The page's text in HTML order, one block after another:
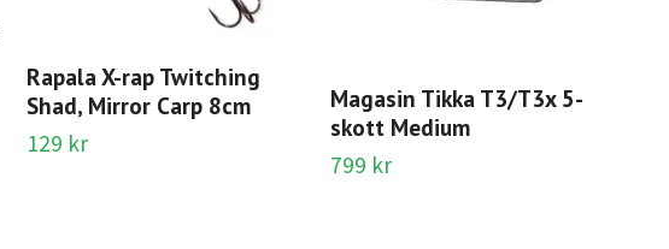
Rapala X-rap Twitching
Shad, Mirror Carp 8cm
129 kr
Magasin Tikka T3/T3x 5-
skott Medium
799 kr